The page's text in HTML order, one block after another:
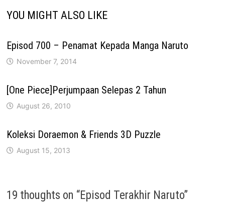
YOU MIGHT ALSO LIKE
Episod 700 – Penamat Kepada Manga Naruto
November 7, 2014
[One Piece]Perjumpaan Selepas 2 Tahun
August 26, 2010
Koleksi Doraemon & Friends 3D Puzzle
August 15, 2013
19 thoughts on “Episod Terakhir Naruto”